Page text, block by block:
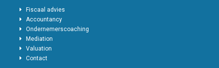
Fiscaal advies
Accountancy
Ondernemerscoaching
Mediation
Valuation
Contact